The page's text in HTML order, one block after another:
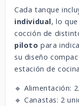
Cada tanque
individual, lo
cocción de
piloto para
su diseño
estación de
🔹 Alimentación:
🔹 Canastas: 2